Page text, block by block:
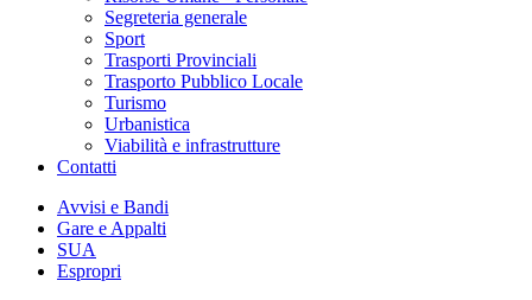
Segreteria generale
Sport
Trasporti Provinciali
Trasporto Pubblico Locale
Turismo
Urbanistica
Viabilità e infrastrutture
Contatti
Avvisi e Bandi
Gare e Appalti
SUA
Espropri